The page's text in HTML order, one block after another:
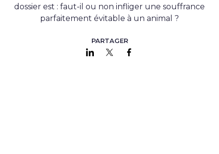
dossier est : faut-il ou non infliger une souffrance
parfaitement évitable à un animal ?
PARTAGER
Partager sur LinkedIn
Partager sur Twitter